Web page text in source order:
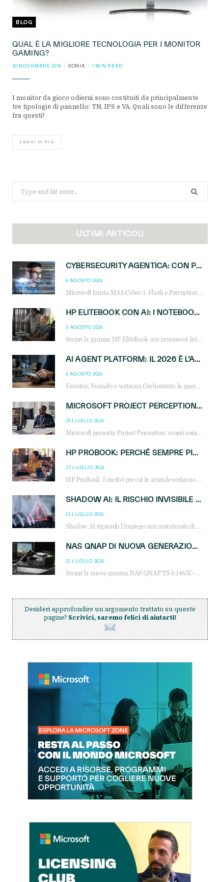
BLOG
QUAL È LA MIGLIORE TECNOLOGIA PER I MONITOR
GAMING?
30 NOVEMBRE 2016 SONIA 1 MIN READ
I monitor da gioco odierni sono costituiti da principalmente
tre tipologie di pannello: TN, IPS e VA. Quali sono le differenze
fra questi?
LEGGI DI PIÙ
for:
ULTIMI ARTICOLI
CYBERSECURITY AGENTICA: CON PERCEPTION E MAI-CYBER-1-FLASH MICROSOFT APRE NUOVI SERVIZI PER IL CANALE
6 AGOSTO 2026
Microsoft lancia MAI-Cyber-1-Flash e Perception: cybersecurity agentica in preview dal 3 novembre. Cosa cambia per MSP, system integrator e reseller.
HP ELITEBOOK CON AI: I NOTEBOOK BUSINESS INTELLIGENTI CHE TRASFORMANO PRODUTTIVITÀ, SICUREZZA E LAVORO IBRIDO
5 AGOSTO 2026
Scopri la gamma HP EliteBook con processori Intel® Core™ Ultra e AMD Ryzen™ AI. Notebook business progettati per aumentare la produttività, migliorare la collaborazione e garantire sicurezza avanzata in ufficio e in mobilità.
AI AGENT PLATFORM: IL 2026 È L’ANNO DEL «SISTEMA OPERATIVO» PER GLI AGENTI AZIENDALI
3 AGOSTO 2026
Frontier, Foundry e watsonx Orchestrate: la guerra delle piattaforme AI agent ridisegna il mercato IT. Cosa cambia per reseller, MSP e system integrator.
MICROSOFT PROJECT PERCEPTION: COME GLI AGENTI AI CAMBIERANNO SOC, CYBERSECURITY E SERVIZI MSP
29 LUGLIO 2026
Microsoft presenta Project Perception: scopri come gli agenti AI possono trasformare cybersecurity, SOC e servizi gestiti degli MSP.
HP PROBOOK: PERCHÉ SEMPRE PIÙ AZIENDE SCELGONO NOTEBOOK PROGETTATI PER IL LAVORO MODERNO
27 LUGLIO 2026
HP ProBook: 5 motivi per cui le aziende scelgono i notebook business HP per migliorare produttività, sicurezza e gestione dell’AI.
SHADOW AI: IL RISCHIO INVISIBILE CHE LE AZIENDE POSSONO GOVERNARE
23 LUGLIO 2026
Shadow AI riguardo l’impiego non autorizzato di sistemi AI all’interno dell’azienda. E’ una pratica che si diffonde a partire dai dipendenti fino ai dirigenti e mette a repentaglio la cybersecurity, con costi più elevati per le organizzazioni. Due recenti report illustrano il fenomeno e forniscono dati in merito
NAS QNAP DI NUOVA GENERAZIONE: PIÙ PRESTAZIONI, SCALABILITÀ E PROTEZIONE DEI DATI PER LE INFRASTRUTTURE IT MODERNE
22 LUGLIO 2026
Scopri la nuova gamma NAS QNAP TS-h1465U-RP, TS-h1065eU e TS-h665U: storage aziendale con ZFS, DDR5, E1.S NVMe e connettività 2.5GbE per backup, virtualizzazione e cybersecurity.
Desideri approfondire un argomento trattato su queste
pagine? Scrivici, saremo felici di aiutarti!